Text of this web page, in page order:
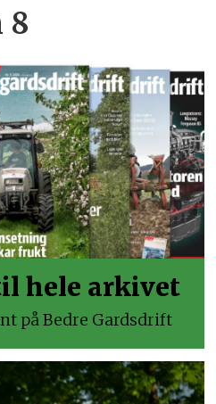
8
hele arkivet
på Bedre Gardsdrift